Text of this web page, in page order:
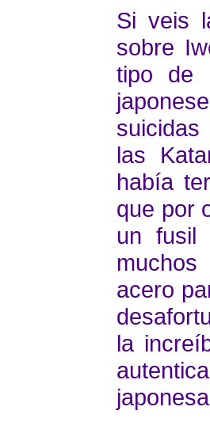
Si veis
sobre
tipo de
las
había
que por
un fusil
acero
la